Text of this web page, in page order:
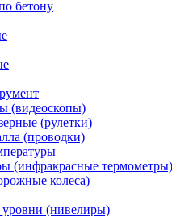
бетону
(видеоскопы)
(рулетки)
(проводки)
(инфракрасные термометры)
колеса)
уровни (нивелиры)